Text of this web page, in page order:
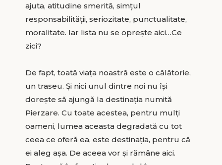
ajuta, atitudine smerită, simțul
responsabilității, seriozitate, punctualitate,
moralitate. Iar lista nu se oprește aici…Ce
zici?
De fapt, toată viața noastră este o călătorie,
un traseu. Și nici unul dintre noi nu își
dorește să ajungă la destinația numită
Pierzare. Cu toate acestea, pentru mulți
oameni, lumea aceasta degradată cu tot
ceea ce oferă ea, este destinația, pentru că
ei aleg așa. De aceea vor și rămâne aici.